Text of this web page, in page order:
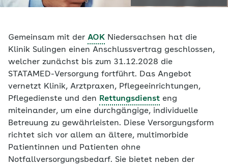
Gemeinsam mit der AOK Niedersachsen hat die
Klinik Sulingen einen Anschlussvertrag geschlossen,
welcher zunächst bis zum 31.12.2028 die
STATAMED-Versorgung fortführt. Das Angebot
vernetzt Klinik, Arztpraxen, Pflegeeinrichtungen,
Pflegedienste und den Rettungsdienst eng
miteinander, um eine durchgängige, individuelle
Betreuung zu gewährleisten. Diese Versorgungsform
richtet sich vor allem an ältere, multimorbide
Patientinnen und Patienten ohne
Notfallversorgungsbedarf. Sie bietet neben der